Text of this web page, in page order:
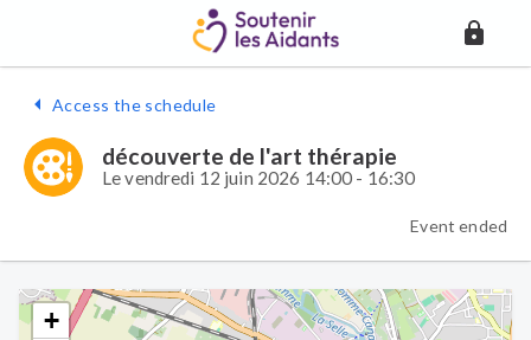
Access the schedule
découverte de l'art thérapie
Le vendredi 12 juin 2026 14:00 - 16:30
Event ended
+